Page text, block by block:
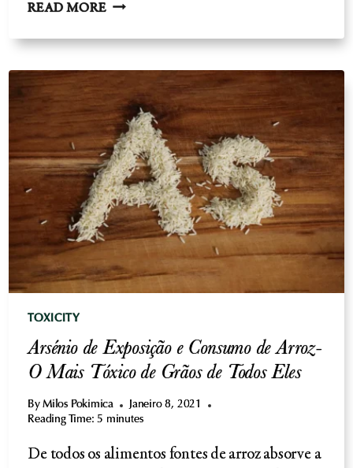
READ MOREARSÉNIO
EXPOSIÇÃO
CONSUMO
DE
CARNE
-
O
"VENENO","
LIVRE
DE
AVES
ATO
TOXICITY
Arsénio de Exposição e Consumo de Arroz-
O Mais Tóxico de Grãos de Todos Eles
By Milos Pokimica
Janeiro 8, 2021
Reading Time: 5 minutes
De todos os alimentos fontes de arroz absorve a